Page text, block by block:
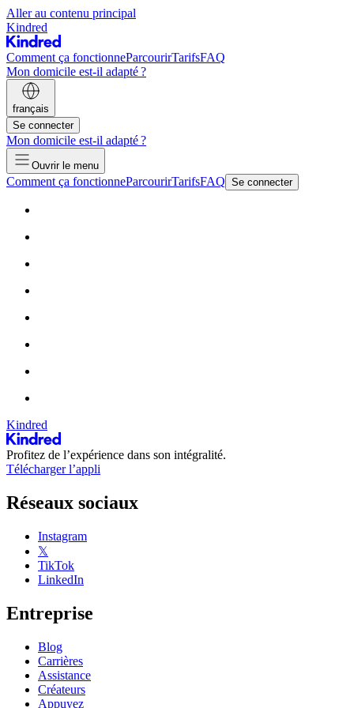
Aller au contenu principal
Kindred
Comment ça fonctionneParcourirTarifsFAQ
Mon domicile est-il adapté ?
français
Se connecter
Mon domicile est-il adapté ?
Ouvrir le menu
Comment ça fonctionneParcourirTarifsFAQ Se connecter
Kindred
Profitez de l’expérience dans son intégralité.
Télécharger l’appli
Réseaux sociaux
Instagram
𝕏
TikTok
LinkedIn
Entreprise
Blog
Carrières
Assistance
Créateurs
Appuyez